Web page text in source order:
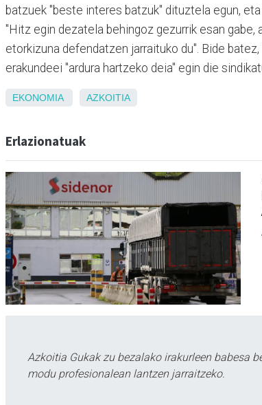
batzuek "beste interes batzuk" dituztela egun,
"Hitz egin dezatela behingoz gezurrik esan gabe,
etorkizuna defendatzen jarraituko du". Bide
erakundeei "ardura hartzeko deia" egin die
EKONOMIA AZKOITIA
Erlazionatuak
Azkoitia Gukak zu bezalako irakurleen babesa
modu profesionalean lantzen jarraitzeko.